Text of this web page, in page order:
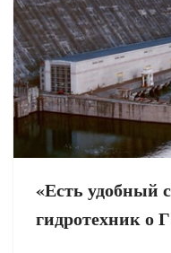
«Есть удобный
гидротехник о